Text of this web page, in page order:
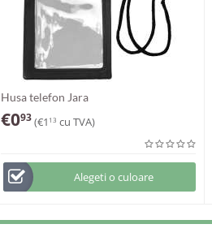
Husa telefon Jara
€093(€1 13 cu TVA)
Alegeti o culoare